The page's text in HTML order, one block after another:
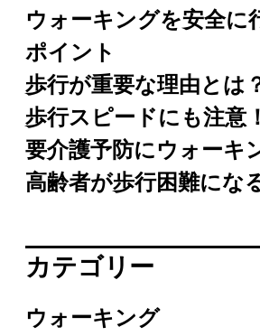
ウォーキングを安全に
ポイント
歩行が重要な理由とは
歩行スピードにも注意！
要介護予防にウォーキ
高齢者が歩行困難にな
カテゴリー
ウォーキング